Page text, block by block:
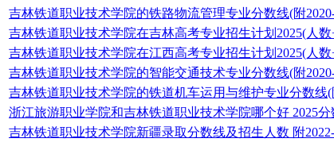
吉林铁道职业技术学院的铁路物流管理专业分数线(附
吉林铁道职业技术学院在吉林高考专业招生计划2025(人
吉林铁道职业技术学院在江西高考专业招生计划2025(人
吉林铁道职业技术学院的智能交通技术专业分数线(附
吉林铁道职业技术学院的铁道机车运用与维护专业分数线
浙江旅游职业学院和吉林铁道职业技术学院哪个好 2025
吉林铁道职业技术学院新疆录取分数线及招生人数 附